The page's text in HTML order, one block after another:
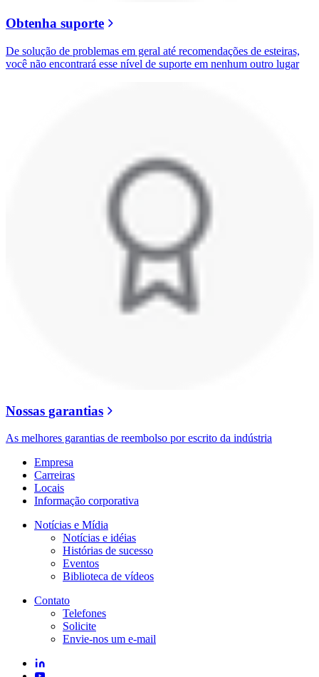
Obtenha suporte
De solução de problemas em geral até recomendações de esteiras,
você não encontrará esse nível de suporte em nenhum outro lugar
Nossas garantias
As melhores garantias de reembolso por escrito da indústria
Empresa
Carreiras
Locais
Informação corporativa
Notícias e Mídia
Notícias e idéias
Histórias de sucesso
Eventos
Biblioteca de vídeos
Contato
Telefones
Solicite
Envie-nos um e-mail